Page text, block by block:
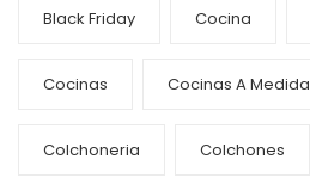
Black Friday Cocina
Cocinas Cocinas A Medida
Colchoneria Colchones